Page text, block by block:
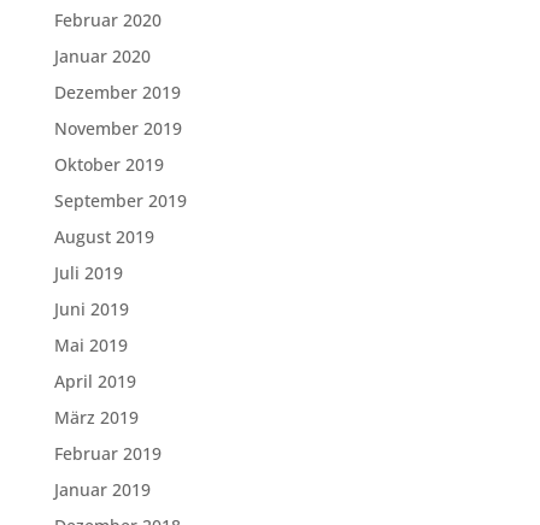
Februar 2020
Januar 2020
Dezember 2019
November 2019
Oktober 2019
September 2019
August 2019
Juli 2019
Juni 2019
Mai 2019
April 2019
März 2019
Februar 2019
Januar 2019